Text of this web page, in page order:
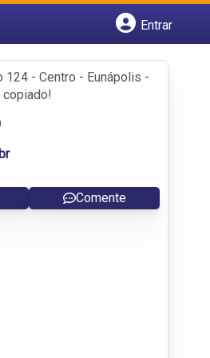
Entrar
124 - Centro - Eunápolis -
copiado!
Comente